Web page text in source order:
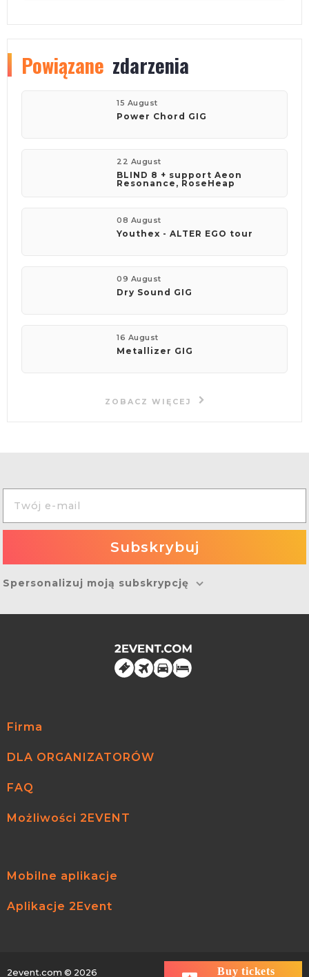
Powiązane zdarzenia
15 August
Power Chord GIG
22 August
BLIND 8 + support Aeon
Resonance, RoseHeap
08 August
Youthex - ALTER EGO tour
09 August
Dry Sound GIG
16 August
Metallizer GIG
ZOBACZ WIĘCEJ
Spersonalizuj moją subskrypcję
Firma
DLA ORGANIZATORÓW
FAQ
Możliwości 2EVENT
Mobilne aplikacje
Aplikacje 2Event
2event.com © 2026 All rights reserved.
Buy tickets